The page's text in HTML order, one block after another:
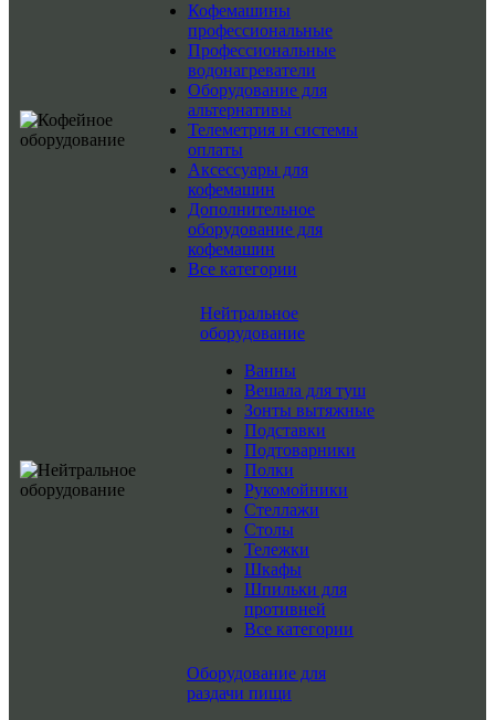
Кофемашины
профессиональные
Профессиональные
водонагреватели
Оборудование для
альтернативы
Телеметрия и системы
оплаты
Аксессуары для
кофемашин
Дополнительное
оборудование для
кофемашин
Все категории
Нейтральное
оборудование
Ванны
Вешала для туш
Зонты вытяжные
Подставки
Подтоварники
Полки
Рукомойники
Стеллажи
Столы
Тележки
Шкафы
Шпильки для
противней
Все категории
Оборудование для
раздачи пищи